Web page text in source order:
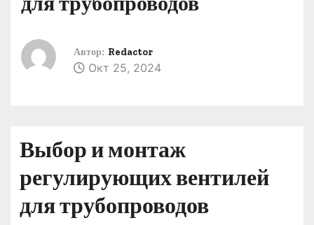
Автор: Redactor
Окт 25, 2024
Выбор и монтаж
регулирующих вентилей
для трубопроводов